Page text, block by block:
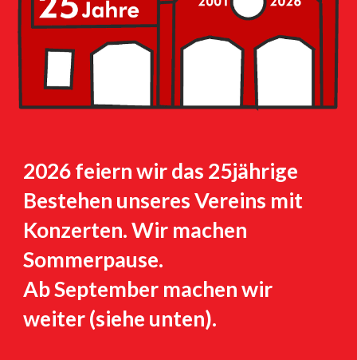
2026 feiern wir das 25jährige
Bestehen unseres Vereins mit
Konzerten. Wir machen
Sommerpause.
Ab September machen wir
weiter (siehe unten).